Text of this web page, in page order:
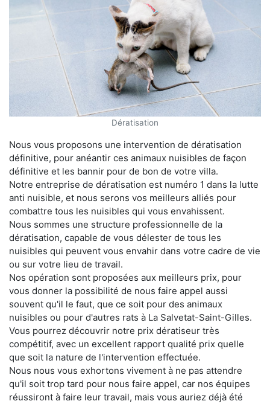
Dératisation
Nous vous proposons une intervention de dératisation
définitive, pour anéantir ces animaux nuisibles de façon
définitive et les bannir pour de bon de votre villa.
Notre entreprise de dératisation est numéro 1 dans la lutte
anti nuisible, et nous serons vos meilleurs alliés pour
combattre tous les nuisibles qui vous envahissent.
Nous sommes une structure professionnelle de la
dératisation, capable de vous délester de tous les
nuisibles qui peuvent vous envahir dans votre cadre de vie
ou sur votre lieu de travail.
Nos opération sont proposées aux meilleurs prix, pour
vous donner la possibilité de nous faire appel aussi
souvent qu'il le faut, que ce soit pour des animaux
nuisibles ou pour d'autres rats à La Salvetat-Saint-Gilles.
Vous pourrez découvrir notre prix dératiseur très
compétitif, avec un excellent rapport qualité prix quelle
que soit la nature de l'intervention effectuée.
Nous nous vous exhortons vivement à ne pas attendre
qu'il soit trop tard pour nous faire appel, car nos équipes
réussiront à faire leur travail, mais vous auriez déjà été